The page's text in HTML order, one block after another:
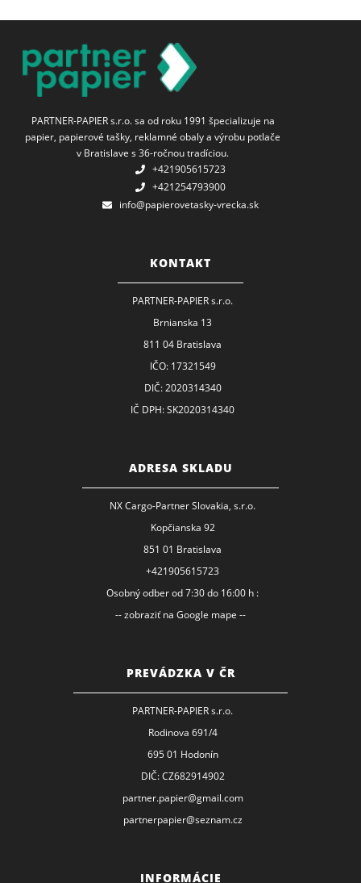
PARTNER-PAPIER s.r.o. sa od roku 1991 špecializuje na
papier, papierové tašky, reklamné obaly a výrobu potlače
v Bratislave s 36-ročnou tradíciou.
+421905615723
+421254793900
info@papierovetasky-vrecka.sk
KONTAKT
PARTNER-PAPIER s.r.o.
Brnianska 13
811 04 Bratislava
IČO: 17321549
DIČ: 2020314340
IČ DPH: SK2020314340
ADRESA SKLADU
NX Cargo-Partner Slovakia, s.r.o.
Kopčianska 92
851 01 Bratislava
+421905615723
Osobný odber od 7:30 do 16:00 h :
-- zobraziť na Google mape --
PREVÁDZKA V ČR
PARTNER-PAPIER s.r.o.
Rodinova 691/4
695 01 Hodonín
DIČ: CZ682914902
partner.papier@gmail.com
partnerpapier@seznam.cz
INFORMÁCIE